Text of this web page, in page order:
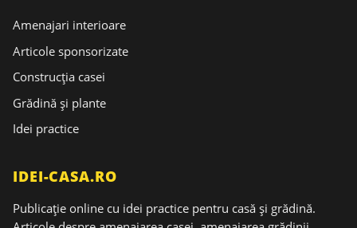
Amenajari interioare
Articole sponsorizate
Construcția casei
Grădină și plante
Idei practice
IDEI-CASA.RO
Publicație online cu idei practice pentru casă și grădină.